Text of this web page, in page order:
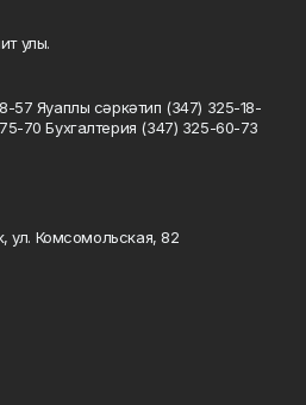
улы.
57 Яуаплы сәркәтип (347) 325-18-
70 Бухгалтерия (347) 325-60-73
ул. Комсомольская, 82